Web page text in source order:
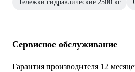
Тележки гидравлические 2500 кг
Сервисное обслуживание
Гарантия производителя 12